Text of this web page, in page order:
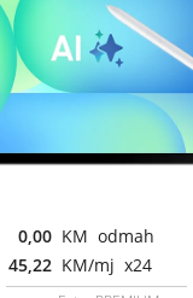
0,00 KM odmah
45,22 KM/mj x24